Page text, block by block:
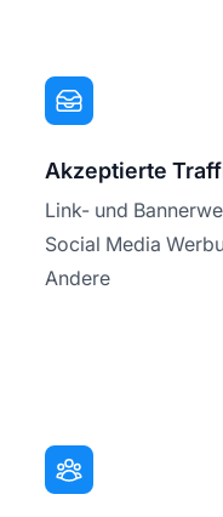
Akzeptierte
Link- und
Social Media
Andere